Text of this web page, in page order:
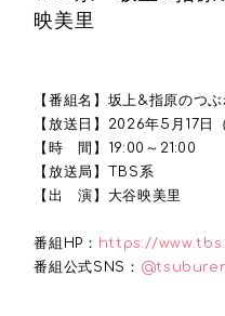
映美里
【番組名】坂上&指原のつ
【放送日】2026年5月17日
【時 間】19:00～21:00
【放送局】TBS系
【出 演】大谷映美里
番組HP： https://
番組公式SNS：